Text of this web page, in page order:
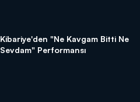
Kibariye'den "Ne Kavgam Bitti Ne
Sevdam" Performansı